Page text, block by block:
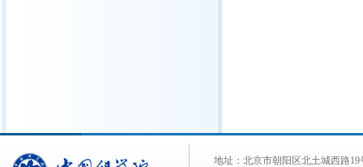
地址：北京市朝阳区北土城西路